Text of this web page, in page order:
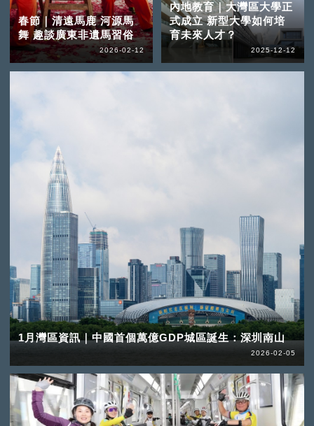
春節｜清遠馬鹿 河源馬
舞 趣談廣東非遺馬習俗
2026-02-12
1月灣區資訊｜中國首個萬億GDP城區誕生：深圳南山
2026-02-05
內地教育｜大灣區大學正
式成立 新型大學如何培
育未來人才？
2025-12-12